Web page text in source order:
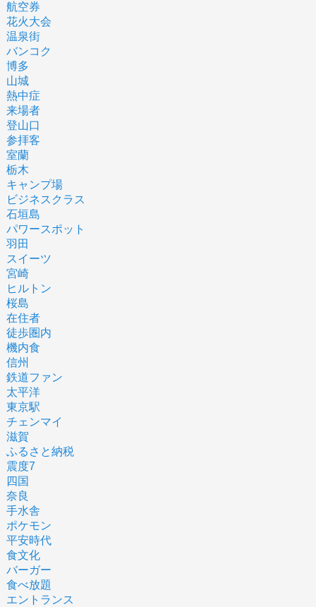
航空券
花火大会
温泉街
バンコク
博多
山城
熱中症
来場者
登山口
参拝客
室蘭
栃木
キャンプ場
ビジネスクラス
石垣島
パワースポット
羽田
スイーツ
宮崎
ヒルトン
桜島
在住者
徒歩圏内
機内食
信州
鉄道ファン
太平洋
東京駅
チェンマイ
滋賀
ふるさと納税
震度7
四国
奈良
手水舎
ポケモン
平安時代
食文化
バーガー
食べ放題
エントランス